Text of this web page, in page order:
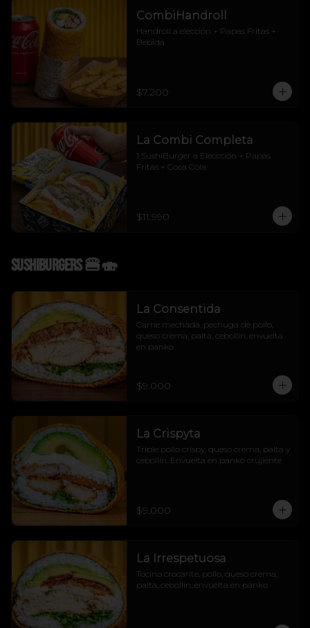
CombiHandroll
Handroll a elección + Papas Fritas +
Bebida
$7.200
La Combi Completa
1 SushiBurger a Eleccción + Papas
Fritas + Coca Cola
$11.990
Sushiburgers 🍔🍣
La Consentida
Carne mechada, pechuga de pollo,
queso crema, palta, cebollín, envuelta
en panko
$9.000
La Crispyta
Triple pollo crispy, queso crema, palta y
cebollín. Envuelta en panko crujiente
$9.000
La Irrespetuosa
Tocino crocante, pollo, queso crema,
palta, cebollín, envuelta en panko